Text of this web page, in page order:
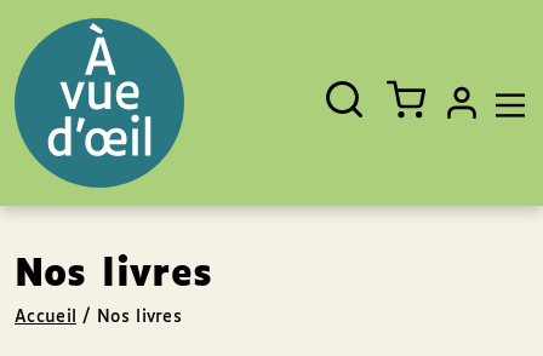
Fermer
Rechercher
un
livre,
un
auteur,
un
EAN
Nos livres
Accueil / Nos livres